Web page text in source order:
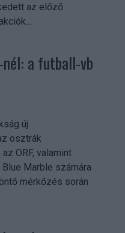
az előző
nél: a futball-vb
új
osztrák
ORF, valamint
Blue Marble számára
mérkőzés során